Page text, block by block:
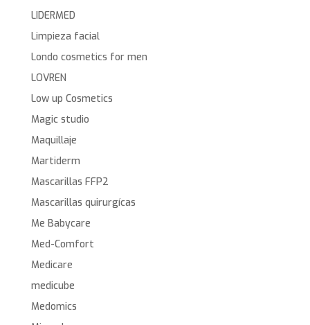
LIDERMED
Limpieza facial
Londo cosmetics for men
LOVREN
Low up Cosmetics
Magic studio
Maquillaje
Martiderm
Mascarillas FFP2
Mascarillas quirurgícas
Me Babycare
Med-Comfort
Medicare
medicube
Medomics